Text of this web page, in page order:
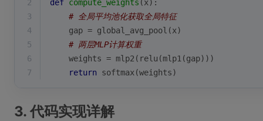
2
def compute_weights (x):
3
# 全局平均池化获取全局特征
4
    gap = global_avg_pool(x)
5
# 两层MLP计算权重
6
    weights = mlp2(relu(mlp1(gap)))
7
return softmax(weights)
3. 代码实现详解